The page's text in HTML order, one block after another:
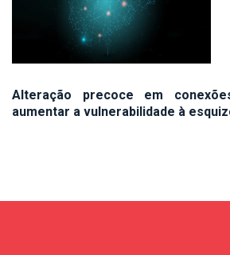
Alteração precoce em
aumentar a vulnerabilidade à